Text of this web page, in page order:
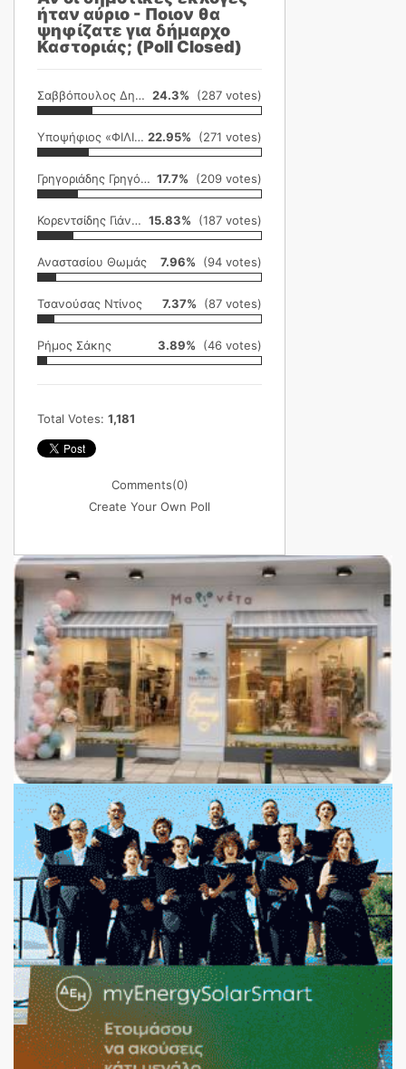
ήταν αύριο - Ποιον θα
ψηφίζατε για δήμαρχο
Καστοριάς; (Poll Closed)
Σαββόπουλος Δημήτρης 24.3% (287 votes)
Υποψήφιος «ΦΙΛΙΚΗ ΕΤΑΙΡΕΙΑ» 22.95% (271 votes)
Γρηγοριάδης Γρηγόρης 17.7% (209 votes)
Κορεντσίδης Γιάννης 15.83% (187 votes)
Αναστασίου Θωμάς 7.96% (94 votes)
Τσανούσας Ντίνος 7.37% (87 votes)
Ρήμος Σάκης 3.89% (46 votes)
Total Votes: 1,181
Comments(0)
Create Your Own Poll